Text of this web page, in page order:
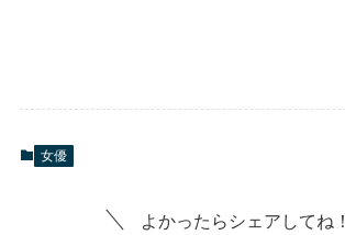
女優
よかったらシェアしてね！